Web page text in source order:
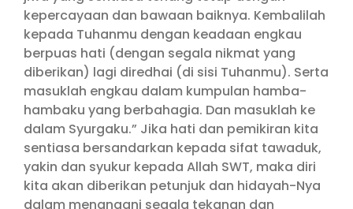
kepercayaan dan bawaan baiknya. Kembalilah
kepada Tuhanmu dengan keadaan engkau
berpuas hati (dengan segala nikmat yang
diberikan) lagi diredhai (di sisi Tuhanmu). Serta
masuklah engkau dalam kumpulan hamba-
hambaku yang berbahagia. Dan masuklah ke
dalam Syurgaku.” Jika hati dan pemikiran kita
sentiasa bersandarkan kepada sifat tawaduk,
yakin dan syukur kepada Allah SWT, maka diri
kita akan diberikan petunjuk dan hidayah-Nya
dalam menangani segala tekanan dan